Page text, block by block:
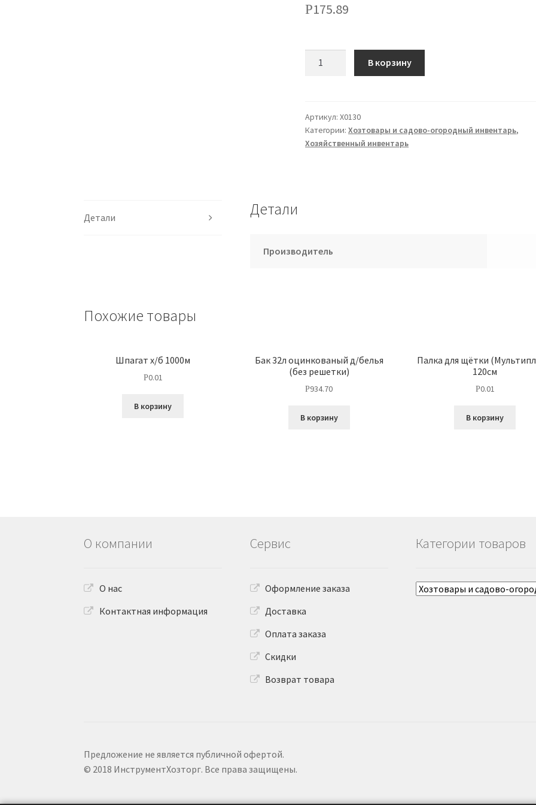
Р175.89
В корзину
Артикул:Х0130
Категории:Хозтовары и садово-огородный инвентарь,
Хозяйственный инвентарь
Детали Детали
Производитель
Похожие товары
Шпагат х/б 1000м
Р0.01
В корзину
Бак 32л оцинкованый д/белья
(без решетки)
Р934.70
В корзину
Палка для щётки
120см
Р0.01
В корзину
О компании
О нас
Контактная информация
Сервис
Оформление заказа
Доставка
Оплата заказа
Скидки
Возврат товара
Категории товаров
Предложение не является публичной офертой.
© 2018 ИнструментХозторг. Все права защищены.